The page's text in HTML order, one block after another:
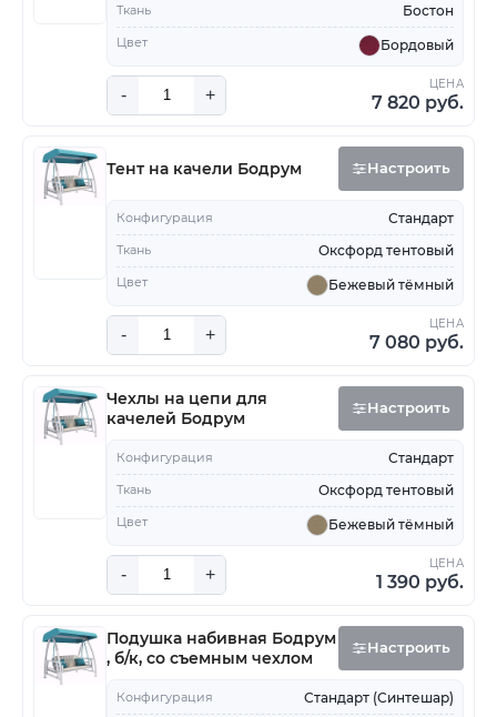
Ткань Бостон
Цвет Бордовый
- +
ЦЕНА
7 820 руб.
Тент на качели Бодрум Настроить
Конфигурация Стандарт
Ткань Оксфорд тентовый
Цвет Бежевый тёмный
- +
ЦЕНА
7 080 руб.
Чехлы на цепи для
качелей Бодрум
Настроить
Конфигурация Стандарт
Ткань Оксфорд тентовый
Цвет Бежевый тёмный
- +
ЦЕНА
1 390 руб.
Подушка набивная Бодрум
, б/к, со съемным чехлом
Настроить
Конфигурация Стандарт (Синтешар)